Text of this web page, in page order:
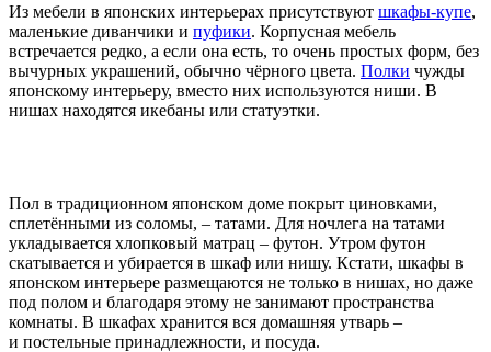
Из мебели в японских интерьерах присутствуют шкафы-купе,
маленькие диванчики и пуфики. Корпусная мебель
встречается редко, а если она есть, то очень простых форм, без
вычурных украшений, обычно чёрного цвета. Полки чужды
японскому интерьеру, вместо них используются ниши. В
нишах находятся икебаны или статуэтки.
Пол в традиционном японском доме покрыт циновками,
сплетёнными из соломы, – татами. Для ночлега на татами
укладывается хлопковый матрац – футон. Утром футон
скатывается и убирается в шкаф или нишу. Кстати, шкафы в
японском интерьере размещаются не только в нишах, но даже
под полом и благодаря этому не занимают пространства
комнаты. В шкафах хранится вся домашняя утварь –
и постельные принадлежности, и посуда.